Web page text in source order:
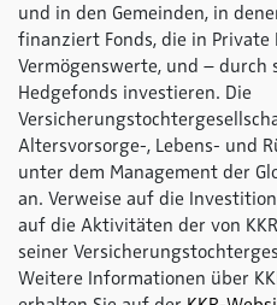
und in den Gemeinden, in
finanziert Fonds, die in
Vermögenswerte, und – durch
Hedgefonds investieren. Die
Altersvorsorge-, Lebens- und
unter dem Management der
an. Verweise auf die
auf die Aktivitäten der von
seiner
Weitere Informationen über